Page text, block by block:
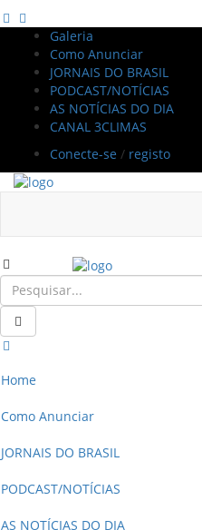
Galeria
Como Anunciar
JORNAIS DO BRASIL
PODCAST/NOTÍCIAS
AS NOTÍCIAS DO DIA
CANAL 3CLIMAS
Conecte-se / registo
Home
Como Anunciar
JORNAIS DO BRASIL
PODCAST/NOTÍCIAS
AS NOTÍCIAS DO DIA